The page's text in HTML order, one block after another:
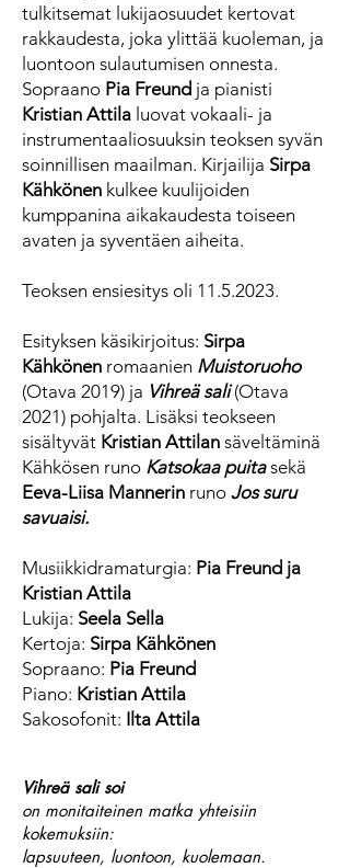
tulkitsemat lukijaosuudet kertovat
rakkaudesta, joka ylittää kuoleman, ja
luontoon sulautumisen onnesta.
Sopraano Pia Freund ja pianisti
Kristian Attila luovat vokaali- ja
instrumentaaliosuuksin teoksen syvän
soinnillisen maailman. Kirjailija Sirpa
Kähkönen kulkee kuulijoiden
kumppanina aikakaudesta toiseen
avaten ja syventäen aiheita.
Teoksen ensiesitys oli 11.5.2023.
Esityksen käsikirjoitus: Sirpa
Kähkönen romaanien Muistoruoho
(Otava 2019) ja Vihreä sali(Otava
2021) pohjalta. Lisäksi teokseen
sisältyvät Kristian Attilan säveltäminä
Kähkösen runo Katsokaa puitasekä
Eeva-Liisa Mannerin runo Jos suru
savuaisi.
Musiikkidramaturgia: Pia Freund ja
Kristian Attila
Lukija: Seela Sella
Kertoja: Sirpa Kähkönen
Sopraano: Pia Freund
Piano: Kristian Attila
Sakosofonit: Ilta Attila
Vihreä sali soi
on monitaiteinen matka yhteisiin
kokemuksiin:
lapsuuteen, luontoon, kuolemaan.